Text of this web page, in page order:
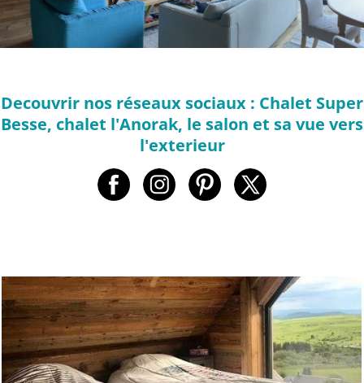
Decouvrir nos réseaux sociaux : Chalet Super
Besse, chalet l'Anorak, le salon et sa vue vers
l'exterieur